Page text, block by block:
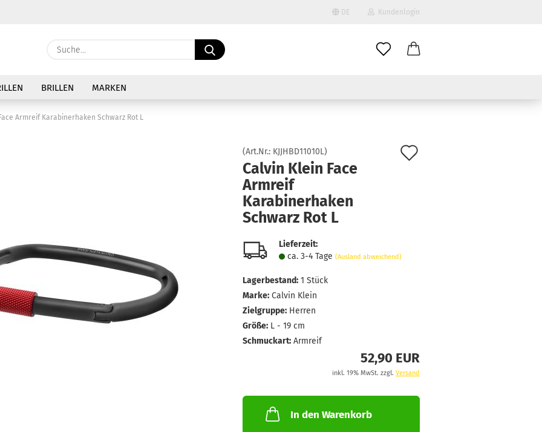
DE
Sprache auswählen
Kundenlogin
Konto erstellen
Passwort vergessen?
Suche...
BRILLEN MARKEN
Armreif Karabinerhaken Schwarz Rot L
(Art.Nr.: KJJHBD11010L)
Calvin Klein Face
Armreif
Karabinerhaken
Schwarz Rot L
Lieferzeit:
ca. 3-4 Tage (Ausland abweichend)
Lagerbestand: 1 Stück
Marke: Calvin Klein
Zielgruppe: Herren
Größe: L - 19 cm
Schmuckart: Armreif
52,90 EUR
inkl. 19% MwSt. zzgl. Versand
In den Warenkorb